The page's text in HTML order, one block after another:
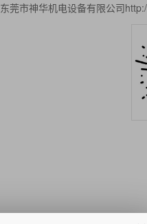
东莞市神华机电设备有限公司